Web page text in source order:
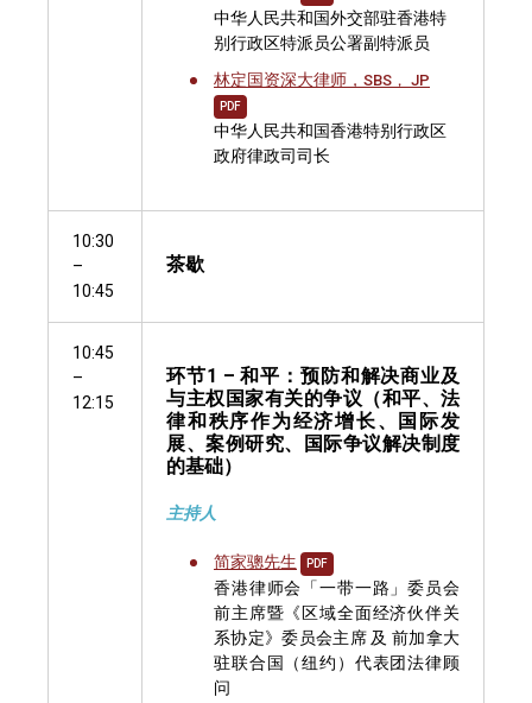
中华人民共和国外交部驻香港特
别行政区特派员公署副特派员
林定国资深大律师， SBS， JP
PDF
中华人民共和国香港特别行政区
政府律政司司长
10:30
–
10:45
茶歇
10:45
–
12:15
环节1 – 和平：预防和解决商业及
与主权国家有关的争议（和平、法
律和秩序作为经济增长、国际发
展、案例研究、国际争议解决制度
的基础）
主持人
简家骢先生 PDF
香港律师会「一带一路」委员会
前主席暨《区域全面经济伙伴关
系协定》委员会主席 及 前加拿大
驻联合国（纽约）代表团法律顾
问